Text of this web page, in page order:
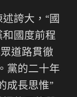
述誇大，“國
國度前程
道路貫徹
黨的二十年
成長思惟”